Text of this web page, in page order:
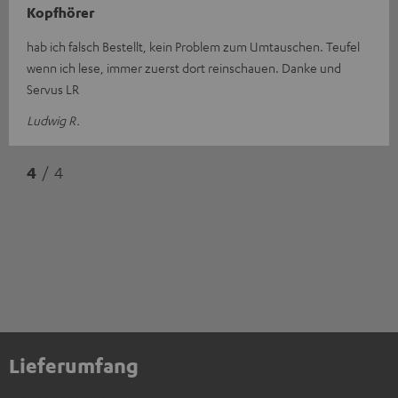
Kopfhörer
hab ich falsch Bestellt, kein Problem zum Umtauschen. Teufel
wenn ich lese, immer zuerst dort reinschauen. Danke und
Servus LR
Ludwig R.
4 / 4
Lieferumfang